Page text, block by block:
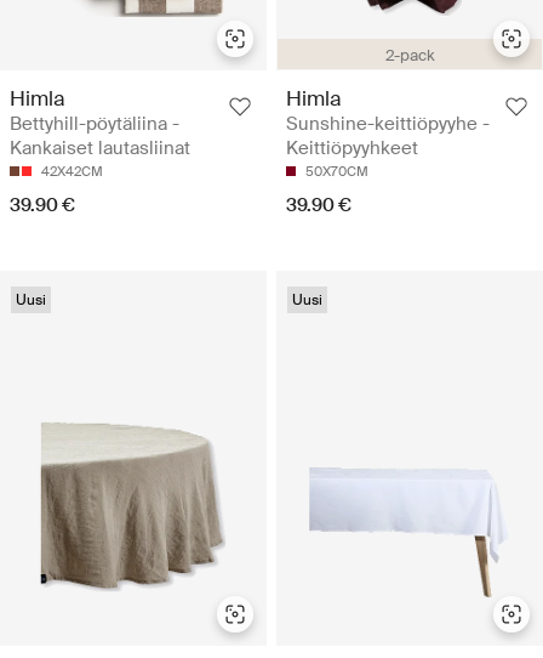
Himla
Bettyhill-pöytäliina -
Kankaiset lautasliinat
42X42CM
39.90 €
2-pack
Himla
Sunshine-keittiöpyyhe -
Keittiöpyyhkeet
50X70CM
39.90 €
Uusi Uusi